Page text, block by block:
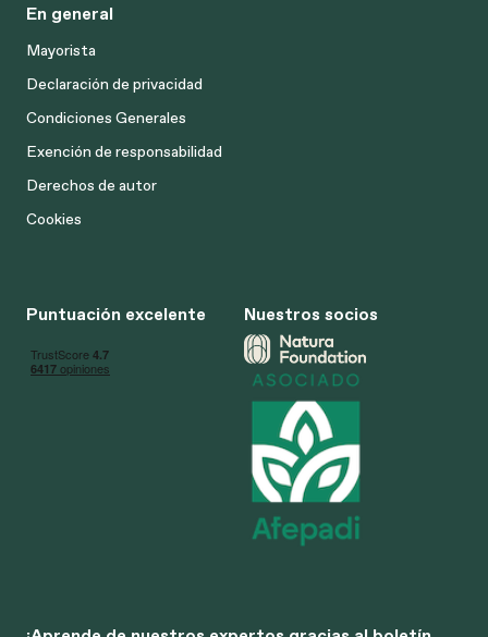
En general
Mayorista
Declaración de privacidad
Condiciones Generales
Exención de responsabilidad
Derechos de autor
Cookies
Puntuación excelente Nuestros socios